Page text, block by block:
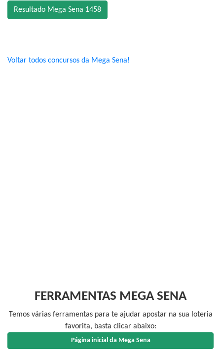
Resultado Mega Sena 1458
Voltar todos concursos da Mega Sena!
FERRAMENTAS MEGA SENA
Temos várias ferramentas para te ajudar apostar na sua loteria
favorita, basta clicar abaixo:
Página inicial da Mega Sena